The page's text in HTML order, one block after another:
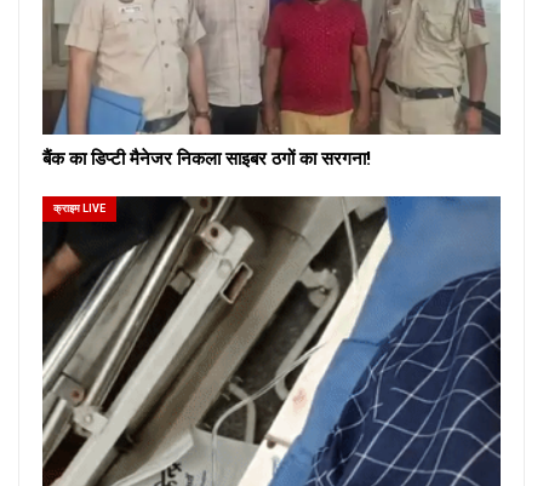
बैंक का डिप्टी मैनेजर निकला साइबर ठगों का सरगना!
क्राइम LIVE